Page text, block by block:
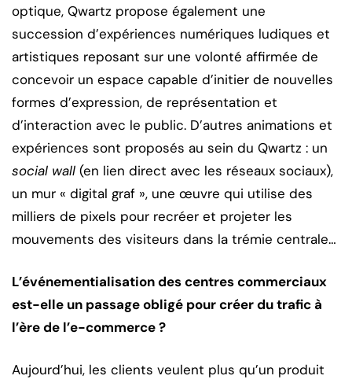
optique, Qwartz propose également une
succession d’expériences numériques ludiques et
artistiques reposant sur une volonté affirmée de
concevoir un espace capable d’initier de nouvelles
formes d’expression, de représentation et
d’interaction avec le public. D’autres animations et
expériences sont proposés au sein du Qwartz : un
social wall (en lien direct avec les réseaux sociaux),
un mur « digital graf », une œuvre qui utilise des
milliers de pixels pour recréer et projeter les
mouvements des visiteurs dans la trémie centrale…
L’événementialisation des centres commerciaux
est-elle un passage obligé pour créer du trafic à
l’ère de l’e-commerce ?
Aujourd’hui, les clients veulent plus qu’un produit